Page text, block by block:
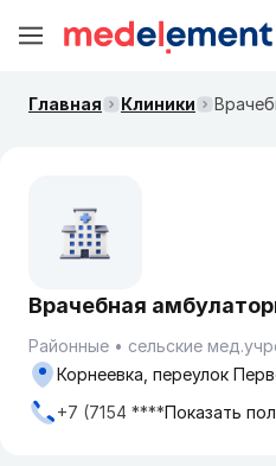
Главная Клиники
Врачебная
Районные
сельские
Корнеевка, переулок
+7 (7154 ****Показать